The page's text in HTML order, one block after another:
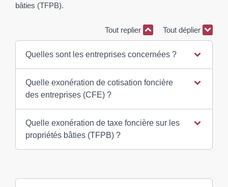
bâties (TFPB).
Tout replier Tout déplier
Quelles sont les entreprises concernées ?
Quelle exonération de cotisation foncière
des entreprises (CFE) ?
Quelle exonération de taxe foncière sur les
propriétés bâties (TFPB) ?